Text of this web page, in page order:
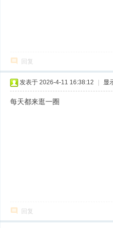
回复
发表于 2026-4-11 16:38:12 显
每天都来逛一圈
回复